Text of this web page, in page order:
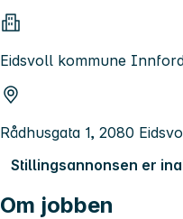
Eidsvoll kommune
Rådhusgata 1, 2080
Stillingsannonsen er
Om jobben